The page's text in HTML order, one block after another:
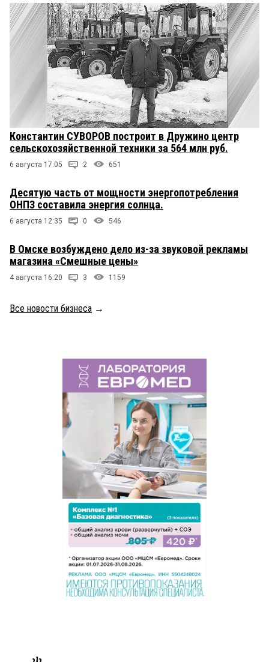
Константин СУВОРОВ построит в Дружино центр
сельскохозяйственной техники за 564 млн руб.
6 августа 17:05 2 651
Десятую часть от мощности энергопотребления
ОНПЗ составила энергия солнца.
6 августа 12:35 0 546
В Омске возбуждено дело из-за звуковой рекламы
магазина «Смешные цены»
4 августа 16:20 3 1159
Все новости бизнеса →